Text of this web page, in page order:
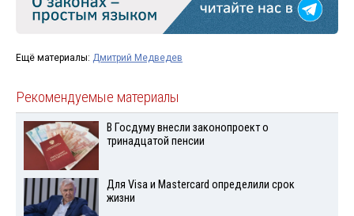
Ещё материалы: Дмитрий Медведев
Рекомендуемые материалы
В Госдуму внесли законопроект о
тринадцатой пенсии
Для Visа и Mastercard определили срок
жизни